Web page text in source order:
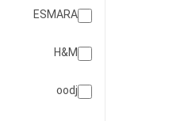
ESMARA
H&M
oodj